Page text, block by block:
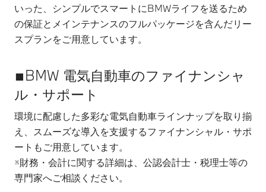
いった、シンプルでスマートにBMWライフを送るため
の保証とメインテナンスのフルパッケージを含んだリー
スプランをご用意しています。
■BMW 電気自動車のファイナンシャ
ル・サポート
環境に配慮した多彩な電気自動車ラインナップを取り揃
え、スムーズな導入を支援するファイナンシャル・サポ
ートもご用意しています。
※財務・会計に関する詳細は、公認会計士・税理士等の
専門家へご相談ください。